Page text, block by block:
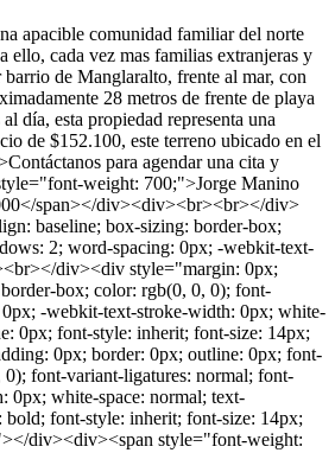
comunidad familiar del norte
cada vez mas familias extranjeras y
de Manglaralto, frente al mar, con
28 metros de frente de playa
esta propiedad representa una
de $152.100, este terreno ubicado en el
para agendar una cita y
weight: 700;">Jorge Manino
span></div><div><br><br></div>
baseline; box-sizing: border-box;
2; word-spacing: 0px; -webkit-text-
div><div style="margin: 0px;
box; color: rgb(0, 0, 0); font-
0px; -webkit-text-stroke-width: 0px; white-
0px; font-style: inherit; font-size: 14px;
0px; border: 0px; outline: 0px; font-
font-variant-ligatures: normal; font-
0px; white-space: normal; text-
font-style: inherit; font-size: 14px;
div><div><span style="font-weight: